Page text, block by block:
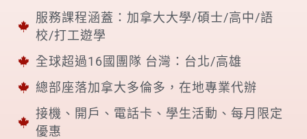
服務課程涵蓋：加拿大大學/碩士/高中/語
校/打工遊學
全球超過16國團隊 台灣：台北/高雄
總部座落加拿大多倫多，在地專業代辦
接機、開戶、電話卡、學生活動、每月限定
優惠